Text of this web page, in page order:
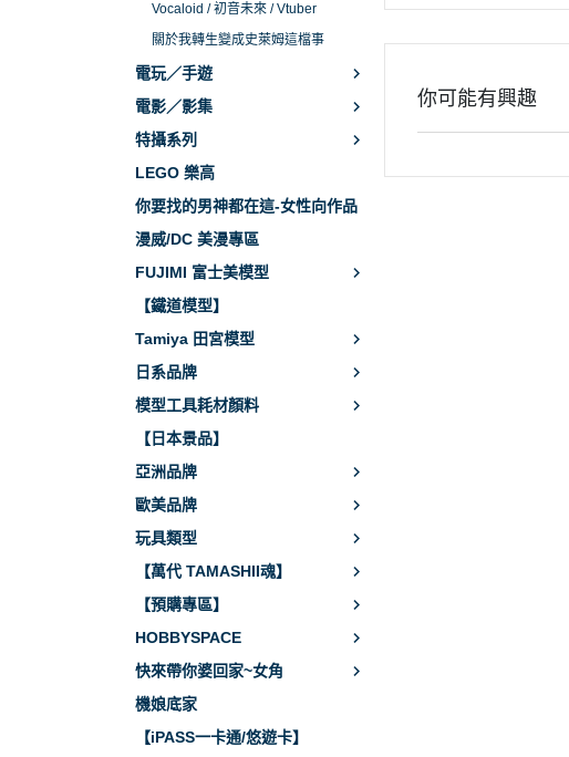
Vocaloid / 初音未來 / Vtuber
關於我轉生變成史萊姆這檔事
電玩／手遊
電影／影集
特攝系列
LEGO 樂高
你要找的男神都在這-女性向作品
漫威/DC 美漫專區
FUJIMI 富士美模型
【鐵道模型】
Tamiya 田宮模型
日系品牌
模型工具耗材顏料
【日本景品】
亞洲品牌
歐美品牌
玩具類型
【萬代 TAMASHII魂】
【預購專區】
HOBBYSPACE
快來帶你婆回家~女角
機娘底家
【iPASS一卡通/悠遊卡】
你可能有興趣